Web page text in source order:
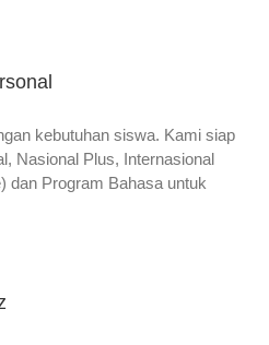
kebutuhan siswa. Kami siap
Nasional Plus, Internasional
dan Program Bahasa untuk